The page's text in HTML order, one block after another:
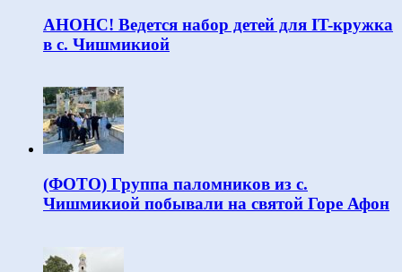
АНОНС! Ведется набор детей для IT-кружка
в с. Чишмикиой
(ФОТО) Группа паломников из с.
Чишмикиой побывали на святой Горе Афон